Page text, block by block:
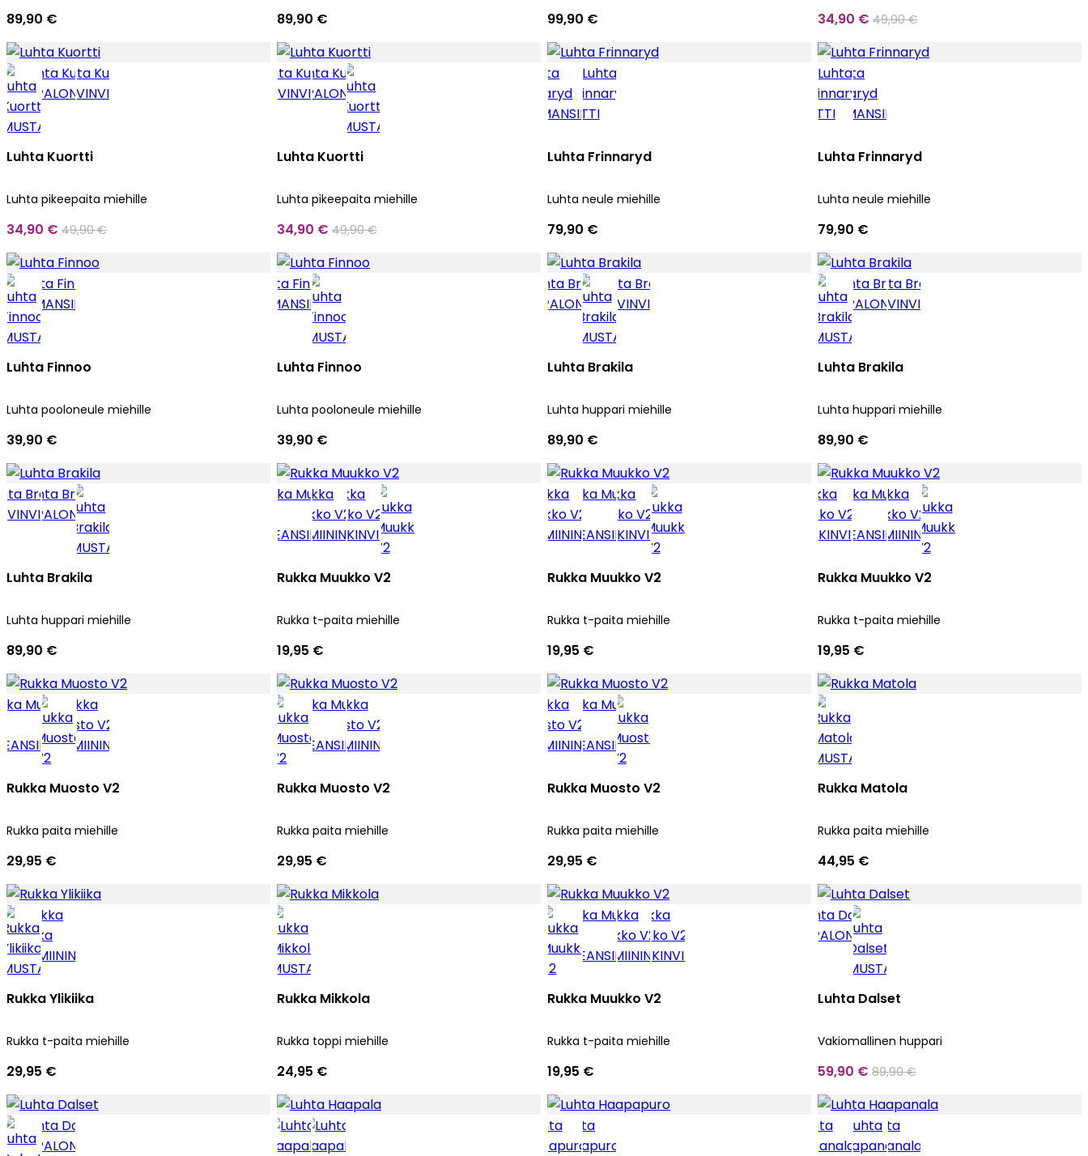
89,90 € 89,90 € 99,90 € 34,90 € 49,90 €
Luhta Kuortti
Luhta pikeepaita miehille
34,90 € 49,90 €
Luhta Kuortti
Luhta pikeepaita miehille
34,90 € 49,90 €
Luhta Frinnaryd
Luhta neule miehille
79,90 €
Luhta Frinnaryd
Luhta neule miehille
79,90 €
Luhta Finnoo
Luhta pooloneule miehille
39,90 €
Luhta Finnoo
Luhta pooloneule miehille
39,90 €
Luhta Brakila
Luhta huppari miehille
89,90 €
Luhta Brakila
Luhta huppari miehille
89,90 €
Luhta Brakila
Luhta huppari miehille
89,90 €
Rukka Muukko V2
Rukka t-paita miehille
19,95 €
Rukka Muukko V2
Rukka t-paita miehille
19,95 €
Rukka Muukko V2
Rukka t-paita miehille
19,95 €
Rukka Muosto V2
Rukka paita miehille
29,95 €
Rukka Muosto V2
Rukka paita miehille
29,95 €
Rukka Muosto V2
Rukka paita miehille
29,95 €
Rukka Matola
Rukka paita miehille
44,95 €
Rukka Ylikiika
Rukka t-paita miehille
29,95 €
Rukka Mikkola
Rukka toppi miehille
24,95 €
Rukka Muukko V2
Rukka t-paita miehille
19,95 €
Luhta Dalset
Vakiomallinen huppari
59,90 € 89,90 €